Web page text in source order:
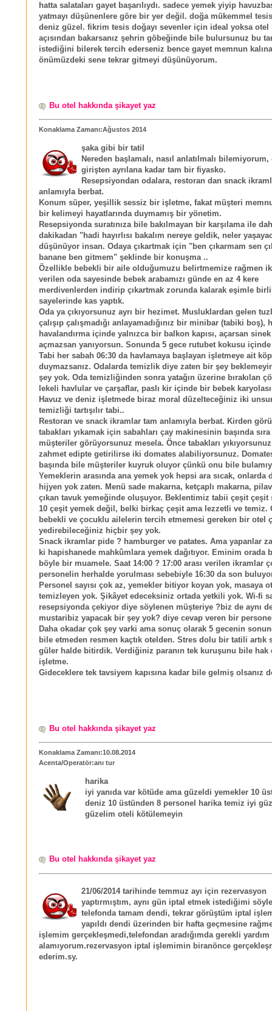
hatta salataları gayet başarılıydı. sadece yemek yiyip
yatmayı düşünenlere göre bir yer değil. doğa mükemmel
deniz güzel. fikrim tesis doğayı sevenler için ideal yoksa otel
açısından bakarsanız şehrin göbeğinde bile bulursunuz bu
istediğini bilerek tercih ederseniz bence gayet memnun
önümüzdeki sene tekrar gitmeyi düşünüyorum.
Bu otel hakkında şikayet yaz
Konaklama Zamanı:Ağustos 2014
şaka gibi bir tatil
Nereden başlamalı, nasıl anlatılmalı bilemiyorum,
girişten ayrılana kadar tam bir fiyasko.
Resepsiyondan odalara, restoran dan snack
anlamıyla berbat.
Konum süper, yeşillik sessiz bir işletme, fakat müşteri
bir kelimeyi hayatlarında duymamış bir yönetim.
Resepsiyonda suratınıza bile bakılmayan bir karşılama ile
dakikadan "hadi hayırlısı bakalım nereye geldik, neler
düşünüyor insan. Odaya çıkartmak için "ben çıkarmam sen
banane ben gitmem" şeklinde bir konuşma ..
Özellikle bebekli bir aile olduğumuzu belirtmemize rağmen
verilen oda sayesinde bebek arabamızı günde en az 4 kere
merdivenlerden indirip çıkartmak zorunda kalarak eşimle
sayelerinde kas yaptık.
Oda ya çıkıyorsunuz ayrı bir hezimet. Musluklardan gelen
çalışıp çalışmadığı anlayamadığınız bir minibar (tabiki boş),
havalandırma içinde yalnızca bir balkon kapısı, açarsan
açmazsan yanıyorsun. Sonunda 5 gece rutubet kokusu
Tabi her sabah 06:30 da havlamaya başlayan işletmeye ait
duymazsanız. Odalarda temizlik diye zaten bir şey
şey yok. Oda temizliğinden sonra yatağın üzerine bırakılan
lekeli havlular ve çarşaflar, paslı kir içinde bir bebek
Havuz ve deniz işletmede biraz moral düzelteceğiniz iki
temizliği tartışılır tabi..
Restoran ve snack ikramlar tam anlamıyla berbat. Kirden
tabakları yıkamak için sabahları çay makinesinin başında
müşteriler görüyorsunuz mesela. Önce tabakları
zahmet edipte getirilirse iki domates alabiliyorsunuz.
başında bile müşteriler kuyruk oluyor çünkü onu bile
Yemeklerin arasında ana yemek yok hepsi ara sıcak, onlarda
hijyen yok zaten. Menü sade makarna, ketçaplı makarna,
çıkan tavuk yemeğinde oluşuyor. Beklentimiz tabii çeşit çeşit
10 çeşit yemek değil, belki birkaç çeşit ama lezzetli ve temiz.
bebekli ve çocuklu ailelerin tercih etmemesi gereken bir otel
yedirebileceğiniz hiçbir şey yok.
Snack ikramlar pide ? hamburger ve patates. Ama yapanlar
ki hapishanede mahkûmlara yemek dağıtıyor. Eminim orada
böyle bir muamele. Saat 14:00 ? 17:00 arası verilen ikramlar
personelin herhalde yorulması sebebiyle 16:30 da son
Personel sayısı çok az, yemekler bitiyor koyan yok, masaya
temizleyen yok. Şikâyet edeceksiniz ortada yetkili yok. Wi-fi
resepsiyonda çekiyor diye söylenen müşteriye ?biz de aynı
mustaribiz yapacak bir şey yok? diye cevap veren bir
Daha okadar çok şey varki ama sonuç olarak 5 gecenin
bile etmeden resmen kaçtık otelden. Stres dolu bir tatili artık
güler halde bitirdik. Verdiğiniz paranın tek kuruşunu bile hak
işletme.
Gideceklere tek tavsiyem kapısına kadar bile gelmiş olsanız
Bu otel hakkında şikayet yaz
Konaklama Zamanı:10.08.2014
Acenta/Operatör:anı tur
harika
iyi yanıda var kötüde ama güzeldi yemekler 10
deniz 10 üstünden 8 personel harika temiz iyi
güzelim oteli kötülemeyin
Bu otel hakkında şikayet yaz
21/06/2014 tarihinde temmuz ayı için rezervasyon
yaptırmıştım, aynı gün iptal etmek istediğimi
telefonda tamam dendi, tekrar görüştüm iptal
yapıldı dendi üzerinden bir hafta geçmesine
işlemim gerçekleşmedi,telefondan aradığımda gerekli
alamıyorum.rezervasyon iptal işlemimin biranönce
ederim.sy.